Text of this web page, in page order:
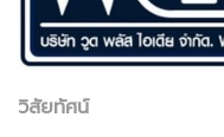
วิสัยทัศน์